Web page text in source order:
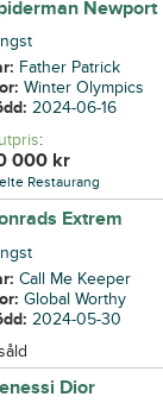
Newport
Father Patrick
Winter Olympics
2024-06-16
:
000 kr
Restaurang
Extrem
Call Me Keeper
Global Worthy
2024-05-30
Dior